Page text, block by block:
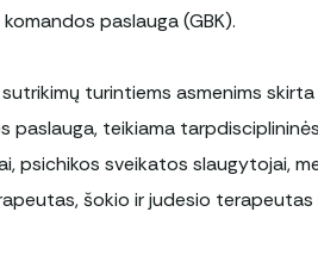
paslauga (GBK).
turintiems asmenims
paslauga, teikiama
psichikos sveikatos slaugytojai,
šokio ir judesio terapeutas